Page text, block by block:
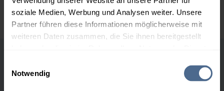
soziale Medien, Werbung und Analysen weiter. Unsere
Partner führen diese Informationen möglicherweise mit
weiteren Daten zusammen, die Sie ihnen bereitgestellt
Notwendig
Liter inkl. MwSt. und Lieferung bei einer Lieferstelle.
Höchst- und Tiefststände der
Heizölpreise in Krenglbach